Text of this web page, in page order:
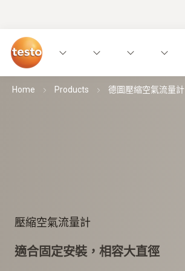
Home Products 德圖壓縮空氣流量計
壓縮空氣流量計
適合固定安裝，相容大直徑